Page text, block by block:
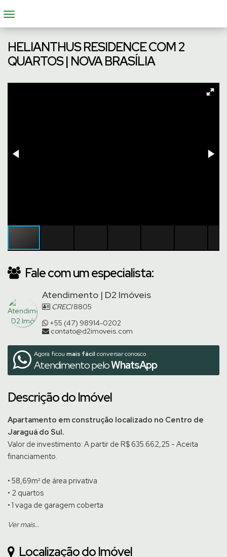
HELIANTHUS RESIDENCE COM 2
QUARTOS | NOVA BRASÍLIA
Fale com um especialista:
Atendimento | D2 Imóveis
CRECI8805
+55 (47) 98914-0202
contato@d2imoveis.com
Agora ficou mais fácil conversar conosco
Atendimento peloWhatsApp
Descrição do Imóvel
Apartamento em construção localizado no Centro de
Jaraguá do Sul.
Valor de investimento: A partir de R$ 635.662,25 - Aceita
financiamento.
• 58,69m² de área privativa
• 2 quartos
• 1 vaga de garagem coberta
O empreendimento conta com 14 pavimentos, sendo
Ver mais...
Localização do Imóvel